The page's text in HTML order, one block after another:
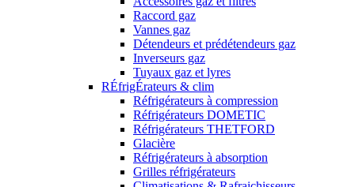
Raccord gaz
Vannes gaz
Détendeurs et prédétendeurs gaz
Inverseurs gaz
Tuyaux gaz et lyres
RÉfrigÉrateurs & clim
Réfrigérateurs à compression
Réfrigérateurs DOMETIC
Réfrigérateurs THETFORD
Glacière
Réfrigérateurs à absorption
Grilles réfrigérateurs